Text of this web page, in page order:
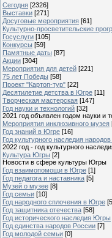
Сегодня [2326]
Выставки [271]
Досуговые мероприятия [61]
Культурно-просветительские
Госуслуги [105]
Конкурсы [59]
Памятные даты [87]
Акции [304]
Мероприятия для детей [221]
75 лет Победы [58]
Проект "Картоп-тур" [22]
Десятилетие детства в Югре [11]
Творческая мастерская [147]
Год науки и технологий [32]
2021 год объявлен годом науки и
Мероприятия инклюзивного музея
Год знаний в Югре [16]
Год культурного наследия
2022 год - год культурного
Культура Югры [2]
Новости в сфере культуры Югры
Год взаимопомощи в Югре [1]
Год педагога и наставника [5]
Музей о музее [8]
Год семьи [10]
Год народного сплочения в Югре
Год защитника отечества [58]
Год исторического наследия Югры
Год единства народов России [7]
Год молодой семьи [0]